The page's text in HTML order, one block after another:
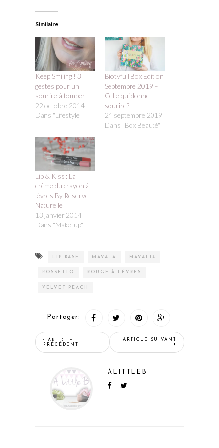
Similaire
Keep Smiling ! 3
gestes pour un
sourire à tomber
22 octobre 2014
Dans "Lifestyle"
Biotyfull Box Edition
Septembre 2019 –
Celle qui donne le
sourire?
24 septembre 2019
Dans "Box Beauté"
Lip & Kiss : La
crème du crayon à
lèvres By Reserve
Naturelle
13 janvier 2014
Dans "Make-up"
LIP BASE MAVALA MAVALIA
ROSSETTO ROUGE À LÈVRES
VELVET PEACH
Partager:
ARTICLE
PRÉCÉDENT
ARTICLE SUIVANT
ALITTLEB